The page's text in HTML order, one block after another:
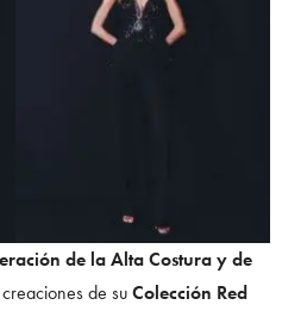
de la Alta Costura y de
de suColección Red